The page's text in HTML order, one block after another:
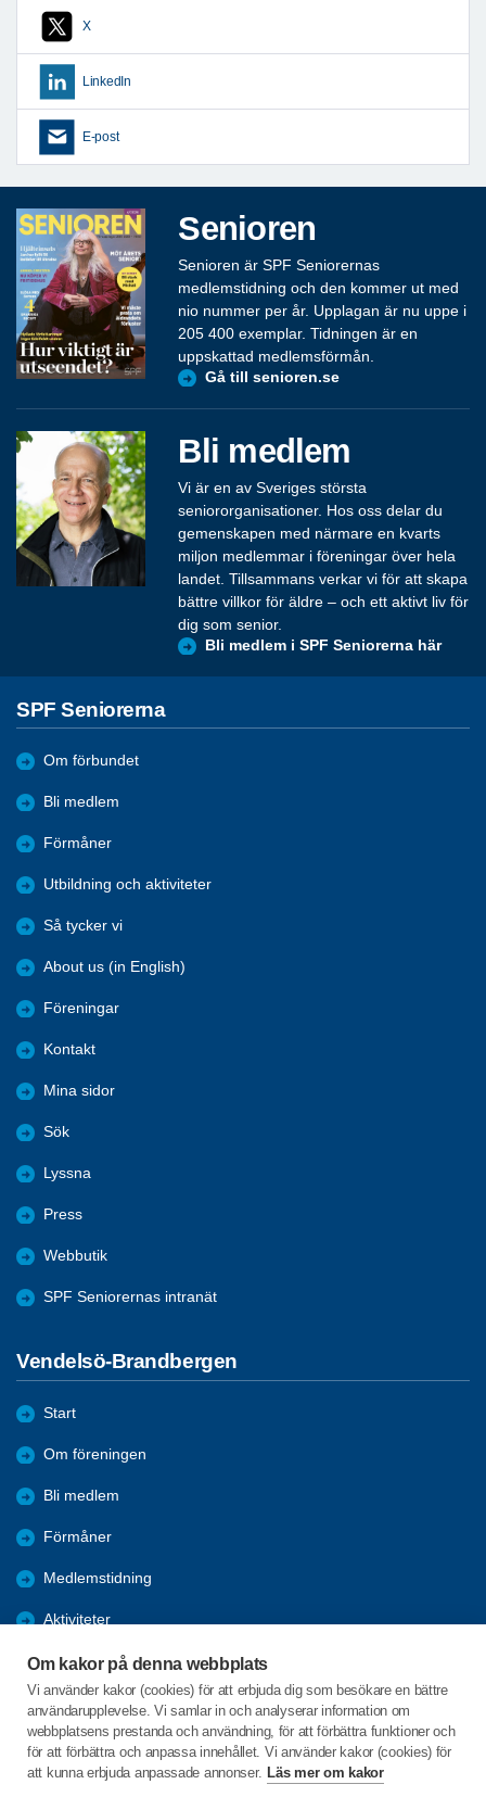
Om kakor på denna webbplats
Vi använder kakor (cookies) för att erbjuda dig som besökare en bättre
användarupplevelse. Vi samlar in och analyserar information om
webbplatsens prestanda och användning, för att förbättra funktioner och
för att förbättra och anpassa innehållet. Vi använder kakor (cookies) för
att kunna erbjuda anpassade annonser. Läs mer om kakor
X
LinkedIn
E-post
Senioren
Senioren är SPF Seniorernas
medlemstidning och den kommer ut med
nio nummer per år. Upplagan är nu uppe i
205 400 exemplar. Tidningen är en
uppskattad medlemsförmån.
Gå till senioren.se
Bli medlem
Vi är en av Sveriges största
seniororganisationer. Hos oss delar du
gemenskapen med närmare en kvarts
miljon medlemmar i föreningar över hela
landet. Tillsammans verkar vi för att skapa
bättre villkor för äldre – och ett aktivt liv för
dig som senior.
Bli medlem i SPF Seniorerna här
SPF Seniorerna
Om förbundet
Bli medlem
Förmåner
Utbildning och aktiviteter
Så tycker vi
About us (in English)
Föreningar
Kontakt
Mina sidor
Sök
Lyssna
Press
Webbutik
SPF Seniorernas intranät
Vendelsö-Brandbergen
Start
Om föreningen
Bli medlem
Förmåner
Medlemstidning
Aktiviteter
Studiecirklar/Föreläsningar mm
Från Haninge kommun
Pensionärsråd HKP